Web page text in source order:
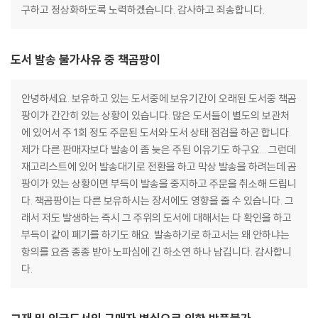
구하고 정상화하도록 노력하겠습니다. 감사하고 죄송합니다.
도서 발송 불가사유 중 책곰팡이
안녕하세요. 보유하고 있는 도서중에 보유기간이 오래된 도서중 책곰
팡이가 간간히 있는 상황이 있습니다. 많은 도서들이 별도의 보관처
에 있어서 주 1회 정도 주문된 도서와 도서 상태 점검을 하곤 합니다.
제가 다른 판매자보다 발송이 좀 늦은 주된 이유기도 하구요... 그런데
재고리스트에 있어 발송대기로 전환을 하고 막상 발송을 하려는데 곰
팡이가 있는 상황이면 부득이 발송을 중지하고 주문을 취소해 드립니
다. 책곰팡이는 다른 보유하시는 장서에도 영향을 줄 수 있습니다. 그
래서 저도 발생하는 즉시 그 주위의 도서에 대해서는 다 확인을 하고
부득이 같이 폐기를 하기도 해요. 발송하기로 하고서는 왜 안하냐는
항의를 요즘 종종 받아 노파심에 긴 하소연 하나 남깁니다. 감사합니
다.